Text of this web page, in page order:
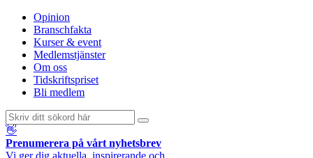
Opinion
Branschfakta
Kurser & event
Medlemstjänster
Om oss
Tidskriftspriset
Bli medlem
👋
Prenumerera på vårt nyhetsbrev
Vi ger dig aktuella, inspirerande och